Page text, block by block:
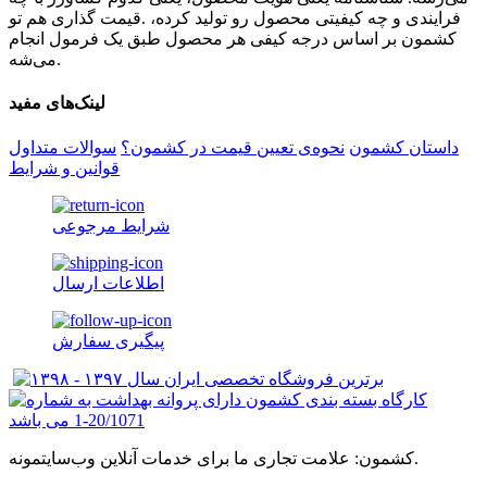
فرایندی و چه کیفیتی محصول رو تولید کرده، .قیمت گذاری هم تو
کشمون بر اساس درجه کیفی هر محصول طبق یک فرمول انجام
می‌شه.
لینک‌های مفید
داستان کشمون نحوه‌ی تعیین قیمت در کشمون؟ سوالات متداول
قوانین و شرایط
شرایط مرجوعی
اطلاعات ارسال
پیگیری سفارش
کشمون: علامت تجاری ما برای خدمات آنلاین وب‌سایتمونه.